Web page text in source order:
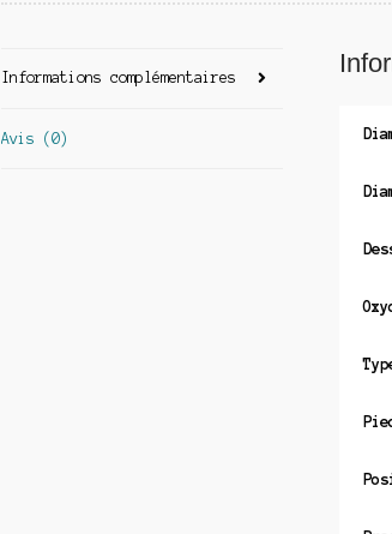
Informations complémentaires
Avis (0)